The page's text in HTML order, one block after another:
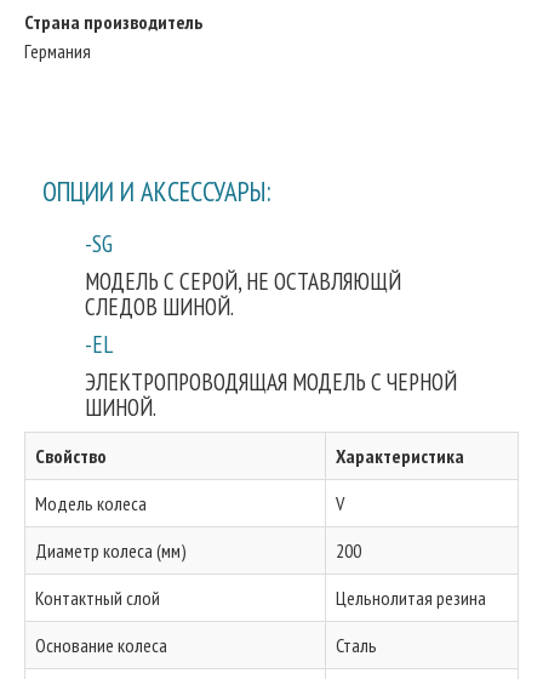
Страна производитель
Германия
ОПЦИИ И АКСЕССУАРЫ:
-SG
МОДЕЛЬ С СЕРОЙ, НЕ ОСТАВЛЯЮЩЙ
СЛЕДОВ ШИНОЙ.
-EL
ЭЛЕКТРОПРОВОДЯЩАЯ МОДЕЛЬ С ЧЕРНОЙ
ШИНОЙ.
Свойство
Характеристика
Модель колеса
V
Диаметр колеса (мм)
200
Контактный слой
Цельнолитая резина
Основание колеса
Сталь